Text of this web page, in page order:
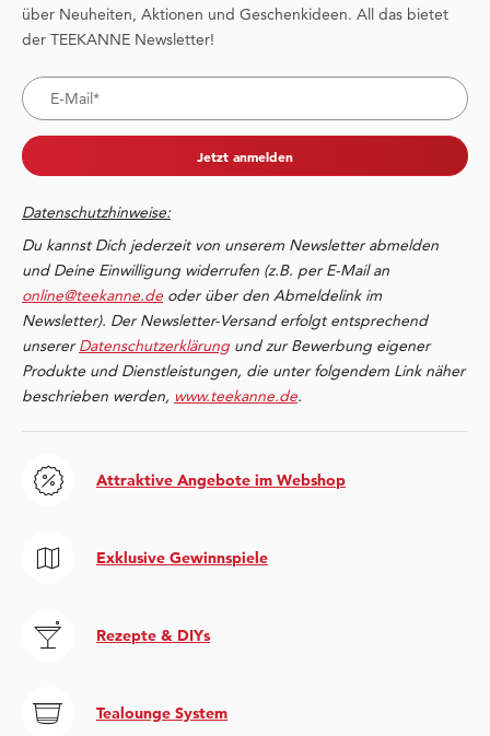
über Neuheiten, Aktionen und Geschenkideen. All das bietet
der TEEKANNE Newsletter!
Jetzt anmelden
Datenschutzhinweise:
Du kannst Dich jederzeit von unserem Newsletter abmelden
und Deine Einwilligung widerrufen (z.B. per E-Mail an
online@teekanne.de oder über den Abmeldelink im
Newsletter). Der Newsletter-Versand erfolgt entsprechend
unsererDatenschutzerklärung und zur Bewerbung eigener
Produkte und Dienstleistungen, die unter folgendem Link näher
beschrieben werden, www.teekanne.de.
Attraktive Angebote im Webshop
Exklusive Gewinnspiele
Rezepte & DIYs
Tealounge System